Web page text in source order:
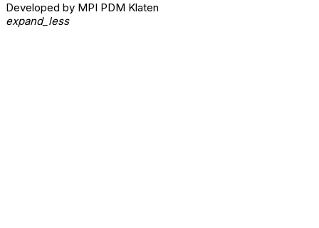
Developed by MPI PDM Klaten
expand_less